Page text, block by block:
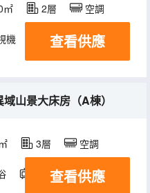
㎡ 2層 空調
機 查看供應
山景大床房（A棟）
3層 空調
電視機 冰箱
查看供應